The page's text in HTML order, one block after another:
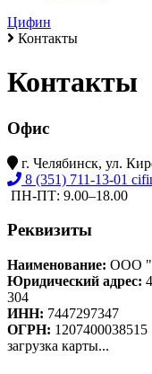
Цифин
Контакты
Контакты
Офис
г. Челябинск, ул.
8 (351) 711-13-01
ПН-ПТ: 9.00–18.00
Реквизиты
Наименование: ООО
Юридический адрес:
304
ИНН: 7447297347
ОГРН: 1207400038515
загрузка карты...